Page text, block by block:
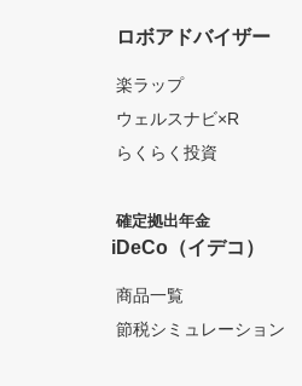
ロボアドバイザー
楽ラップ
ウェルスナビ×R
らくらく投資
確定拠出年金
iDeCo（イデコ）
商品一覧
節税シミュレーション